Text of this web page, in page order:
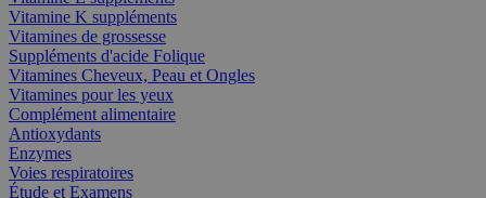
Vitamine K suppléments
Vitamines de grossesse
Suppléments d'acide Folique
Vitamines Cheveux, Peau et Ongles
Vitamines pour les yeux
Complément alimentaire
Antioxydants
Enzymes
Voies respiratoires
Étude et Examens